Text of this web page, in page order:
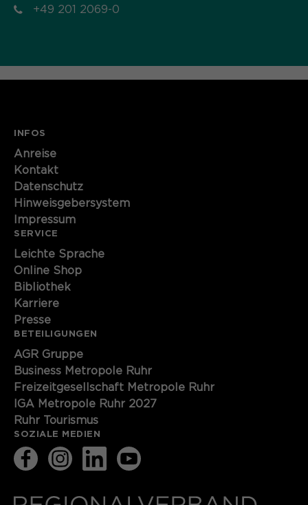
+49 201 2069-0
INFOS
Anreise
Kontakt
Datenschutz
Hinweisgebersystem
Impressum
SERVICE
Leichte Sprache
Online Shop
Bibliothek
Karriere
Presse
BETEILIGUNGEN
AGR Gruppe
Business Metropole Ruhr
Freizeitgesellschaft Metropole Ruhr
IGA Metropole Ruhr 2027
Ruhr Tourismus
SOZIALE MEDIEN